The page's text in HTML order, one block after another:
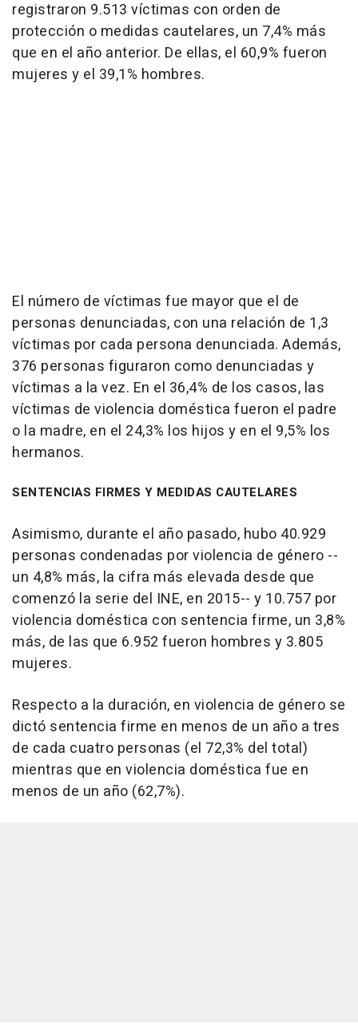
registraron 9.513 víctimas con orden de
protección o medidas cautelares, un 7,4% más
que en el año anterior. De ellas, el 60,9% fueron
mujeres y el 39,1% hombres.
El número de víctimas fue mayor que el de
personas denunciadas, con una relación de 1,3
víctimas por cada persona denunciada. Además,
376 personas figuraron como denunciadas y
víctimas a la vez. En el 36,4% de los casos, las
víctimas de violencia doméstica fueron el padre
o la madre, en el 24,3% los hijos y en el 9,5% los
hermanos.
SENTENCIAS FIRMES Y MEDIDAS CAUTELARES
Asimismo, durante el año pasado, hubo 40.929
personas condenadas por violencia de género --
un 4,8% más, la cifra más elevada desde que
comenzó la serie del INE, en 2015-- y 10.757 por
violencia doméstica con sentencia firme, un 3,8%
más, de las que 6.952 fueron hombres y 3.805
mujeres.
Respecto a la duración, en violencia de género se
dictó sentencia firme en menos de un año a tres
de cada cuatro personas (el 72,3% del total)
mientras que en violencia doméstica fue en
menos de un año (62,7%).